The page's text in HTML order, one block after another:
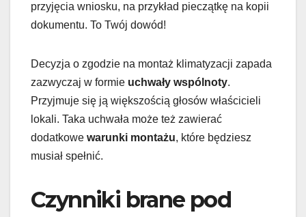
przyjęcia wniosku, na przykład pieczątkę na kopii
dokumentu. To Twój dowód!
Decyzja o zgodzie na montaż klimatyzacji zapada
zazwyczaj w formie uchwały wspólnoty.
Przyjmuje się ją większością głosów właścicieli
lokali. Taka uchwała może też zawierać
dodatkowe warunki montażu, które będziesz
musiał spełnić.
Czynniki brane pod